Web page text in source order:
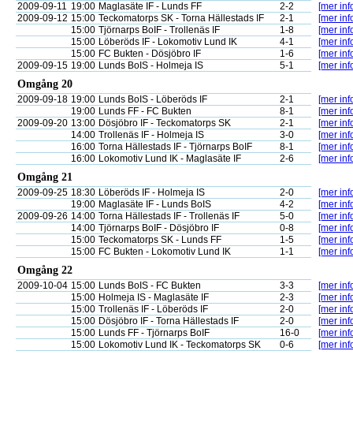
2009-09-11 19:00 Maglasäte IF - Lunds FF 2-2
[mer
2009-09-12 15:00 Teckomatorps SK - Torna Hällestads IF 2-1
[mer
15:00 Tjörnarps BoIF - Trollenäs IF 1-8
[mer
15:00 Löberöds IF - Lokomotiv Lund IK 4-1
[mer
15:00 FC Bukten - Dösjöbro IF 1-6
[mer
2009-09-15 19:00 Lunds BoIS - Holmeja IS 5-1 [mer
Omgång 20
2009-09-18 19:00 Lunds BoIS - Löberöds IF 2-1
[mer
19:00 Lunds FF - FC Bukten 8-1
[mer
2009-09-20 13:00 Dösjöbro IF - Teckomatorps SK 2-1
[mer
14:00 Trollenäs IF - Holmeja IS 3-0
[mer
16:00 Torna Hällestads IF - Tjörnarps BoIF 8-1
[mer
16:00 Lokomotiv Lund IK - Maglasäte IF 2-6 [mer
Omgång 21
2009-09-25 18:30 Löberöds IF - Holmeja IS 2-0
[mer
19:00 Maglasäte IF - Lunds BoIS 4-2
[mer
2009-09-26 14:00 Torna Hällestads IF - Trollenäs IF 5-0
[mer
14:00 Tjörnarps BoIF - Dösjöbro IF 0-8
[mer
15:00 Teckomatorps SK - Lunds FF 1-5
[mer
15:00 FC Bukten - Lokomotiv Lund IK 1-1 [mer
Omgång 22
2009-10-04 15:00 Lunds BoIS - FC Bukten 3-3
[mer
15:00 Holmeja IS - Maglasäte IF 2-3
[mer
15:00 Trollenäs IF - Löberöds IF 2-0
[mer
15:00 Dösjöbro IF - Torna Hällestads IF 2-0
[mer
15:00 Lunds FF - Tjörnarps BoIF 16-0
[mer
15:00 Lokomotiv Lund IK - Teckomatorps SK 0-6 [mer